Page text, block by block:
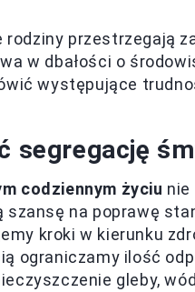
rodziny przestrzegają
w dbałości o
występujące
segregację
codziennym życiu nie
na poprawę
kroki w kierunku
ograniczamy ilość
gleby,